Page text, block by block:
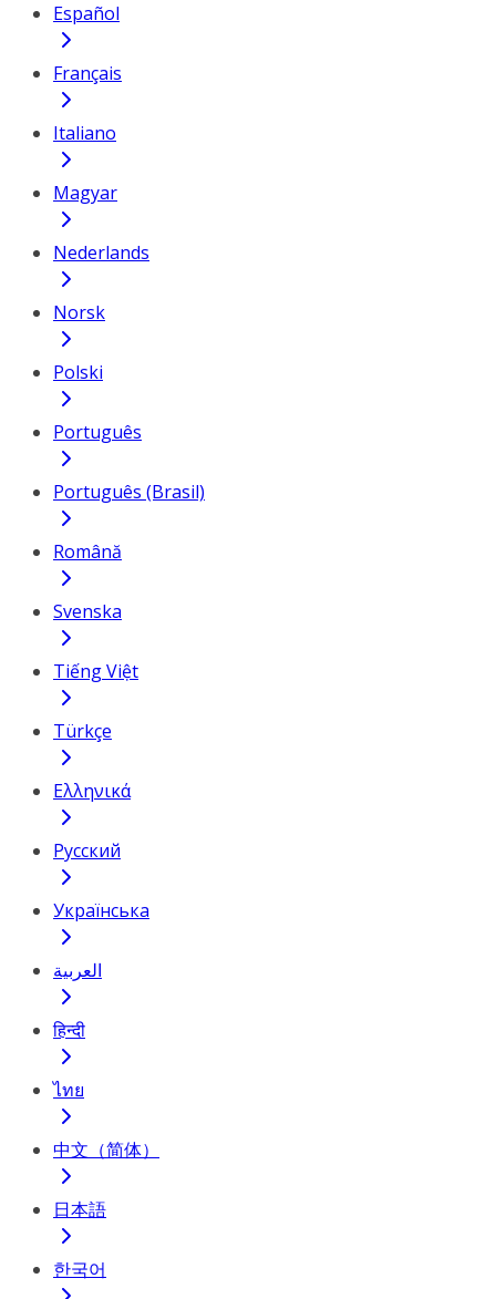
Español
Français
Italiano
Magyar
Nederlands
Norsk
Polski
Português
Português (Brasil)
Română
Svenska
Tiếng Việt
Türkçe
Ελληνικά
Русский
Українська
العربية
हिन्दी
ไทย
中文（简体）
日本語
한국어